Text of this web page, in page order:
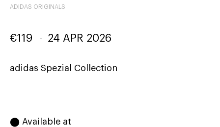
ADIDAS ORIGINALS
€119 - 24 APR 2026
adidas Spezial Collection
⬤ Available at